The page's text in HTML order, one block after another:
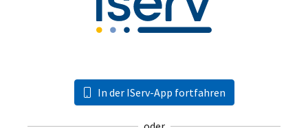
In der IServ-App fortfahren